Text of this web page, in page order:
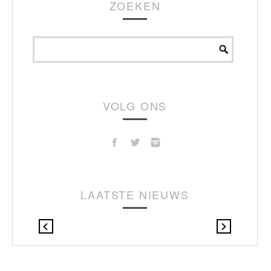
ZOEKEN
VOLG ONS
LAATSTE NIEUWS